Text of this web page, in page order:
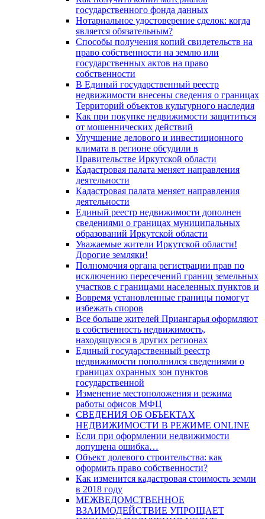
государственного фонда данных
Нотариальное удостоверение сделок: когда
является обязательным?
Способы получения копий свидетельств на
право собственности на землю или
государственных актов на право
собственности
В Единый государственный реестр
недвижимости внесены сведения о границах
Территорий объектов культурного наследия
Как при покупке недвижимости защититься
от мошеннических действий
Улучшение делового и инвестиционного
климата в регионе обсудили в
Правительстве Иркутской области
Кадастровая палата меняет направления
деятельности
Кадастровая палата меняет направления
деятельности
Единый реестр недвижимости дополнен
сведениями о границах муниципальных
образований Иркутской области
Уважаемые жители Иркутской области!
Дорогие земляки!
Полномочия органа регистрации прав по
исключению пересечений границ земельных
участков с границами населенных пунктов и
Вовремя установленные границы помогут
избежать споров
Все больше жителей Приангарья оформляют
в собственность недвижимость,
находящуюся в других регионах
Единый государственный реестр
недвижимости пополнился сведениями о
границах охранных зон пунктов
государственной
Изменение местоположения и режима
работы офисов МФЦ
СВЕДЕНИЯ ОБ ОБЪЕКТАХ
НЕДВИЖИМОСТИ В РЕЖИМЕ ONLINE
Если при оформлении недвижимости
допущена ошибка…
Объект долевого строительства: как
оформить право собственности?
Как изменится кадастровая стоимость земли
в 2018 году
МЕЖВЕДОМСТВЕННОЕ
ВЗАИМОДЕЙСТВИЕ УПРОЩАЕТ